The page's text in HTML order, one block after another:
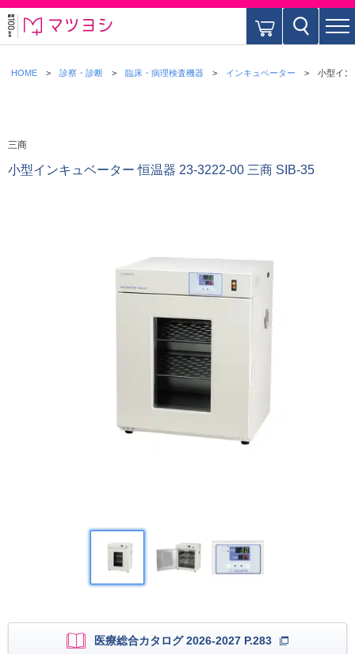
HOME 診察・診断 臨床・病理検査機器 インキュベーター 小型イン
三商
小型インキュベーター 恒温器 23-3222-00 三商 SIB-35
医療総合カタログ 2026-2027 P.283